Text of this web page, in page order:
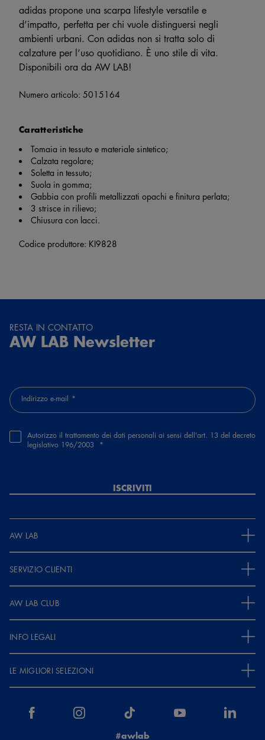
adidas propone una scarpa lifestyle versatile e
d’impatto, perfetta per chi vuole distinguersi negli
ambienti urbani. Con adidas non si tratta solo di
calzature per l’uso quotidiano. È uno stile di vita.
Disponibili ora da AW LAB!
Numero articolo: 5015164
Caratteristiche
Tomaia in tessuto e materiale sintetico;
Calzata regolare;
Soletta in tessuto;
Suola in gomma;
Gabbia con profili metallizzati opachi e finitura perlata;
3 strisce in rilievo;
Chiusura con lacci.
Codice produttore: KI9828
RESTA IN CONTATTO
AW LAB Newsletter
Indirizzo e-mail
Autorizzo il trattamento dei dati personali ai sensi dell'art. 13 del decreto
legislativo 196/2003
ISCRIVITI
AW LAB
SERVIZIO CLIENTI
AW LAB CLUB
INFO LEGALI
LE MIGLIORI SELEZIONI
#awlab